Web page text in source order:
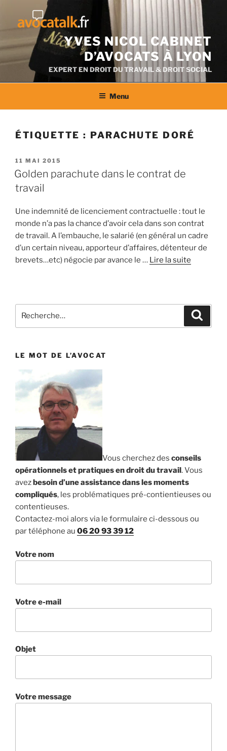
contenu
YVES NICOL CABINET
D’AVOCATS À LYON
EXPERT EN DROIT DU TRAVAIL & DROIT SOCIAL
Menu
ÉTIQUETTE : PARACHUTE DORÉ
PUBLIÉ
LE
11 MAI 2015
Golden parachute dans le contrat de
travail
Une indemnité de licenciement contractuelle : tout le
monde n’a pas la chance d’avoir cela dans son contrat
de travail. A l’embauche, le salarié (en général un cadre
d’un certain niveau, apporteur d’affaires, détenteur de
brevets…etc) négocie par avance le … Lire la suite
LE MOT DE L’AVOCAT
Vous cherchez des conseils
opérationnels et pratiques en droit du travail. Vous
avezbesoin d’une assistance dans les moments
compliqués, les problématiques pré-contientieuses ou
contentieuses.
Contactez-moi alors via le formulaire ci-dessous ou
par téléphone au 06 20 93 39 12
Votre nom
Votre e-mail
Objet
Votre message